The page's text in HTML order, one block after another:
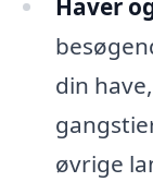
Haver
din
øvrige